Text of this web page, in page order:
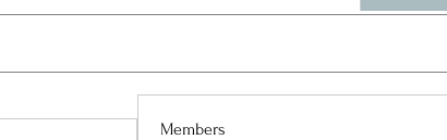
Members